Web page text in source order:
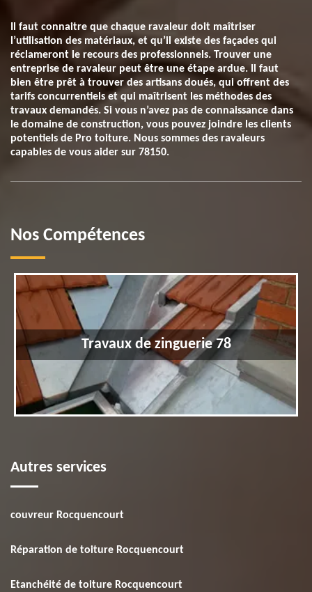
Il faut connaitre que chaque ravaleur doit maîtriser
l’utilisation des matériaux, et qu’il existe des façades qui
réclameront le recours des professionnels. Trouver une
entreprise de ravaleur peut être une étape ardue. Il faut
bien être prêt à trouver des artisans doués, qui offrent des
tarifs concurrentiels et qui maîtrisent les méthodes des
travaux demandés. Si vous n’avez pas de connaissance dans
le domaine de construction, vous pouvez joindre les clients
potentiels de Pro toiture. Nous sommes des ravaleurs
capables de vous aider sur 78150.
Nos Compétences
Travaux de zinguerie 78
Autres services
couvreur Rocquencourt
Réparation de toiture Rocquencourt
Etanchéité de toiture Rocquencourt